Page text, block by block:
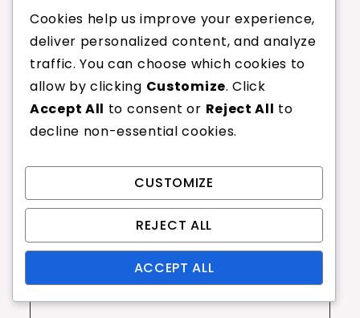
Post
navigation
Previous: Badminton
Service Variaties:
Typen, Uitvoering,
Strategie
Next: Badminton
Valse Service:
Strategie, Uitvoering,
Leave a Reply
Your email address will not be published.
Required fields are marked*
Cookies help us improve your experience,
deliver personalized content, and analyze
traffic. You can choose which cookies to
allow by clicking Customize. Click
Accept All to consent or Reject All to
decline non-essential cookies.
CUSTOMIZE
REJECT ALL
ACCEPT ALL